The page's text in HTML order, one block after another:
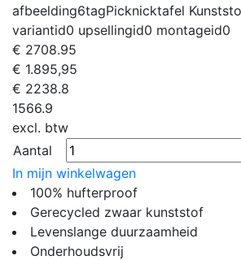
afbeelding6tagPicknicktafel
variantid0 upsellingid0 montageid0
€ 2708.95
€ 1.895,95
€ 2238.8
1566.9
excl. btw
Aantal
In mijn winkelwagen
100% hufterproof
Gerecycled zwaar kunststof
Levenslange duurzaamheid
Onderhoudsvrij